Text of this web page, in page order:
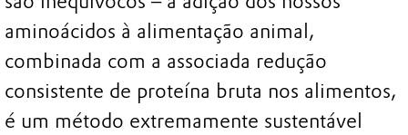
aminoácidos à alimentação animal,
combinada com a associada redução
consistente de proteína bruta nos alimentos,
é um método extremamente sustentável